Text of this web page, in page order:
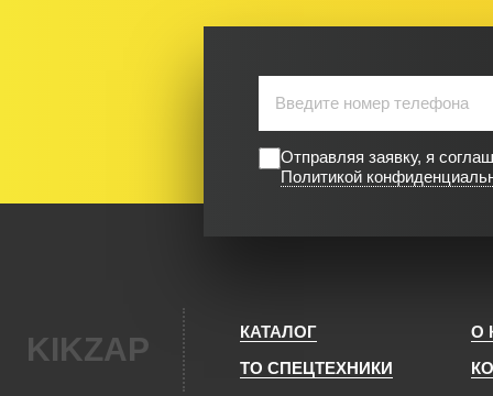
Отправляя заявку, я
Политикой
KIKZAP КАТАЛОГ
О
ТО СПЕЦТЕХНИКИ